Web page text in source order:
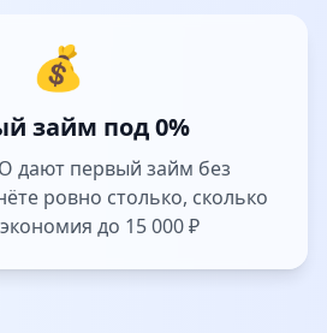
💰
займ под 0%
дают первый займ без
ровно столько, сколько
до 15 000 ₽